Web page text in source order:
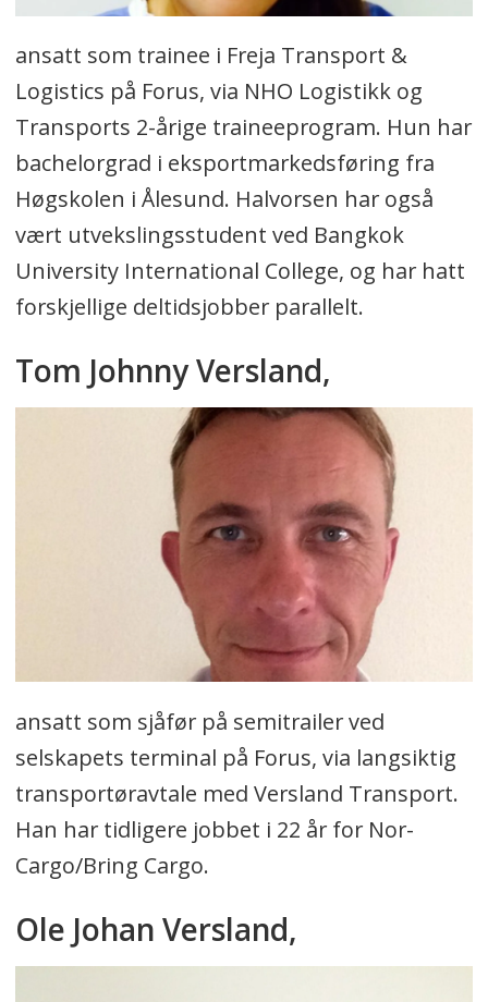
ansatt som trainee i Freja Transport &
Logistics på Forus, via NHO Logistikk og
Transports 2-årige traineeprogram. Hun har
bachelorgrad i eksportmarkedsføring fra
Høgskolen i Ålesund. Halvorsen har også
vært utvekslingsstudent ved Bangkok
University International College, og har hatt
forskjellige deltidsjobber parallelt.
Tom Johnny Versland,
ansatt som sjåfør på semitrailer ved
selskapets terminal på Forus, via langsiktig
transportøravtale med Versland Transport.
Han har tidligere jobbet i 22 år for Nor-
Cargo/Bring Cargo.
Ole Johan Versland,